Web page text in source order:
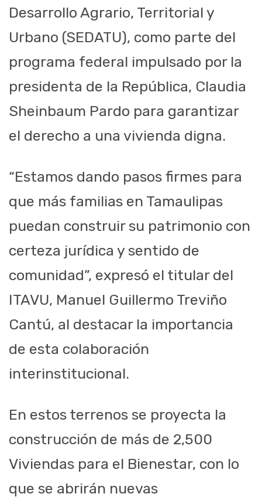
Desarrollo Agrario, Territorial y
Urbano (SEDATU), como parte del
programa federal impulsado por la
presidenta de la República, Claudia
Sheinbaum Pardo para garantizar
el derecho a una vivienda digna.
“Estamos dando pasos firmes para
que más familias en Tamaulipas
puedan construir su patrimonio con
certeza jurídica y sentido de
comunidad”, expresó el titular del
ITAVU, Manuel Guillermo Treviño
Cantú, al destacar la importancia
de esta colaboración
interinstitucional.
En estos terrenos se proyecta la
construcción de más de 2,500
Viviendas para el Bienestar, con lo
que se abrirán nuevas